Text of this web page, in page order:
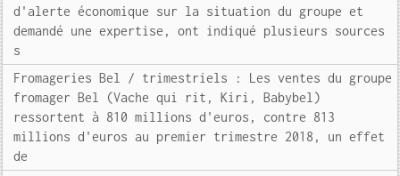
d'alerte économique sur la situation du groupe et
demandé une expertise, ont indiqué plusieurs sources
s
Fromageries Bel / trimestriels : Les ventes du groupe
fromager Bel (Vache qui rit, Kiri, Babybel)
ressortent à 810 millions d'euros, contre 813
millions d'euros au premier trimestre 2018, un effet
de